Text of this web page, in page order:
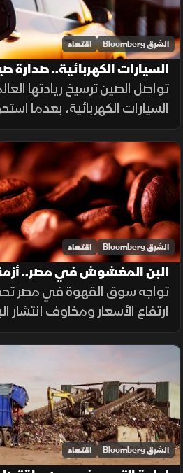
الشرق Bloomberg اقتصاد
السيارات الكهربائية.. صدارة
تواصل الصين ترسيخ ريادتها
من الإنتاج و63% من
2025، مع استمرار تفوق
"BYD" التي تجاوزت "تسلا".
الشرق Bloomberg اقتصاد
البن المغشوش في مصر..
المستهلكين
تواجه سوق القهوة في مصر
ارتفاع الأسعار ومخاوف
وتواصل الجهات الرقابية فحص
المستوردة، فيما ينصح
مصادر موثوقة لضمان الجودة.
الشرق Bloomberg اقتصاد